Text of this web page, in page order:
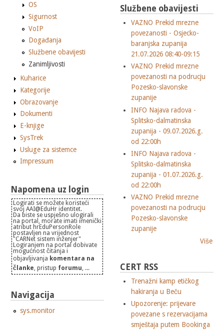
OS
Sigurnost
VoIP
Događanja
Službene obavijesti
Zanimljivosti
Kuharice
Kategorije
Obrazovanje
Dokumenti
E-knjige
SysTrek
Usluge za sistemce
Impressum
Napomena uz login
Logirati se možete koristeći
svoj AAI@EduHr identitet.
Da biste se uspješno ulogirali
na portal, morate imati imenički
atribut hrEduPersonRole
postavljen na vrijednost
"CARNet sistem inženjer"
Logiranjem na portal dobivate
mogućnost čitanja i
objavljivanja komentara na
članke, pristup forumu, ...
Navigacija
sys.monitor
Službene obavijesti
VAZNO Prekid mrezne
povezanosti - Osjecko-
baranjska zupanija
21.07.2026 08:40-09:15
VAZNO Prekid mrezne
povezanosti na podrucju
Pozesko-slavonske
zupanije
INFO Najava radova -
Splitsko-dalmatinska
zupanija - 09.07.2026.g.
od 22:00h
INFO Najava radova -
Splitsko-dalmatinska
zupanija - 01.07.2026.g.
od 22:00h
VAZNO Prekid mrezne
povezanosti na podrucju
Pozesko-slavonske
zupanije
Više
CERT RSS
Trenažni kamp etičkog
hakiranja u Beču
Upozorenje: prijevare
povezane s rezervacijama
smještaja putem Bookinga